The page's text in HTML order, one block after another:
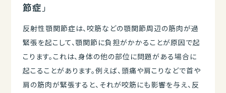
節症」
反射性顎関節症は、咬筋などの顎関節周辺の筋肉が過
緊張を起こして、顎関節に負担がかかることが原因で起
こります。これは、身体の他の部位に問題がある場合に
起こることがあります。例えば、頭痛や肩こりなどで首や
肩の筋肉が緊張すると、それが咬筋にも影響を与え、反